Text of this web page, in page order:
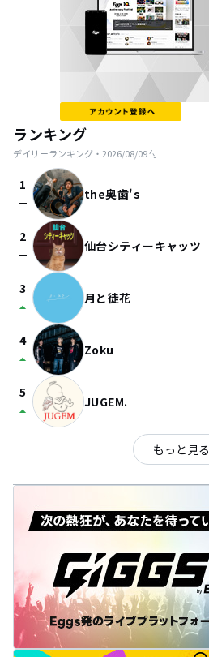
ランキング
デイリーランキング・ 2026/08/09付
1
check_indeterminate_small the奥歯's
2
check_indeterminate_small 仙台シティーキャッツ
3
arrow_drop_up 月と徒花
4
arrow_drop_up Zoku
5
arrow_drop_up JUGEM.
もっと見る